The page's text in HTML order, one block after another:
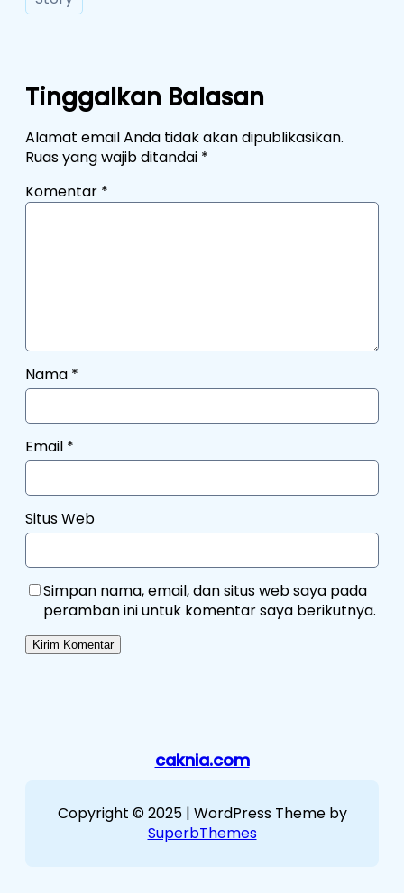
Tinggalkan Balasan
Alamat email Anda tidak akan dipublikasikan.
Ruas yang wajib ditandai *
Komentar *
Nama *
Email *
Situs Web
Simpan nama, email, dan situs web saya pada
peramban ini untuk komentar saya berikutnya.
caknia.com
Copyright © 2025 | WordPress Theme by
SuperbThemes